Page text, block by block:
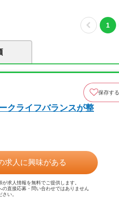
1
保存する
クライフバランスが整
求人に興味がある
が求人情報を無料でご提供します。
の直接応募・問い合わせではありません
い。